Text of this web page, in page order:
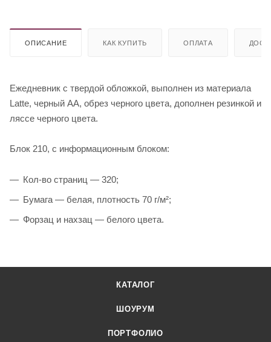
ОПИСАНИЕ КАК КУПИТЬ ОПЛАТА
Ежедневник с твердой обложкой, выполнен из материала
Latte, черный АА, обрез черного цвета, дополнен резинкой и
ляссе черного цвета.
Блок 210, с информационным блоком:
Кол-во страниц — 320;
Бумага — белая, плотность 70 г/м²;
Форзац и нахзац — белого цвета.
КАТАЛОГ
ШОУРУМ
ПОРТФОЛИО